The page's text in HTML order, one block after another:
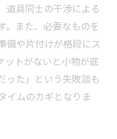
道具同士の干渉による
。また、必要なものを
備や片付けが格段にス
ットがないと小物が底
った」という失敗談も
イムのカギとなりま